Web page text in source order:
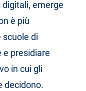
digitali, emerge
è più
scuole di
e presidiare
in cui gli
decidono.